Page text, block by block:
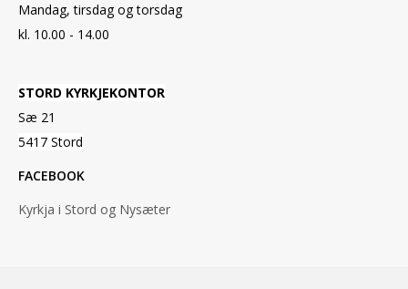
Mandag, tirsdag og torsdag
kl. 10.00 - 14.00
STORD KYRKJEKONTOR
Sæ 21
5417 Stord
FACEBOOK
Kyrkja i Stord og Nysæter